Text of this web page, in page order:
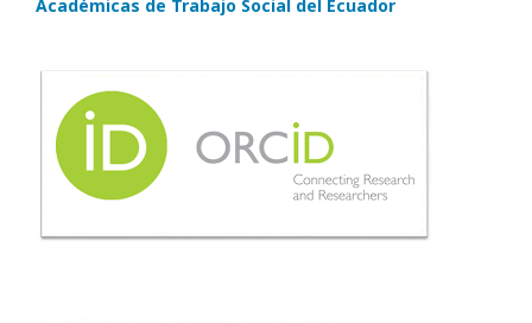
Académicas de Trabajo Social del Ecuador